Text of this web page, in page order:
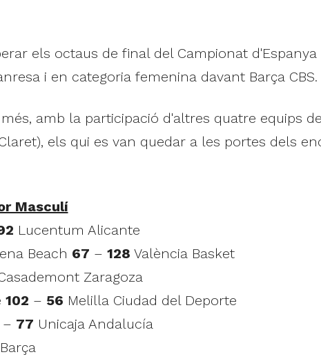
els octaus de final del Campionat
i en categoria femenina davant Barça CBS.
amb la participació d'altres quatre equips
els qui es van quedar a les portes dels
Masculí
Lucentum Alicante
Beach 67 – 128 València Basket
Zaragoza
102 – 56 Melilla Ciudad del Deporte
– 77 Unicaja Andalucía